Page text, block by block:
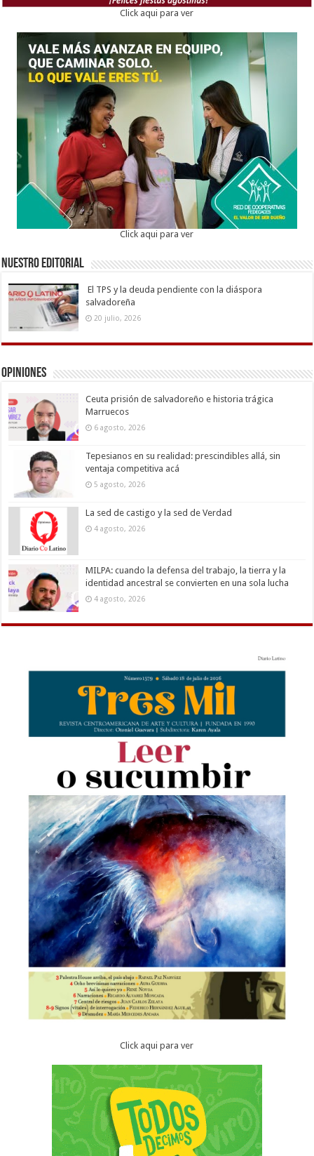
Click aqui para ver
Click aqui para ver
Nuestro Editorial
El TPS y la deuda pendiente con la diáspora
salvadoreña
20 julio, 2026
Opiniones
Ceuta prisión de salvadoreño e historia trágica
Marruecos
6 agosto, 2026
Tepesianos en su realidad: prescindibles allá, sin
ventaja competitiva acá
5 agosto, 2026
La sed de castigo y la sed de Verdad
4 agosto, 2026
MILPA: cuando la defensa del trabajo, la tierra y la
identidad ancestral se convierten en una sola lucha
4 agosto, 2026
Click aqui para ver